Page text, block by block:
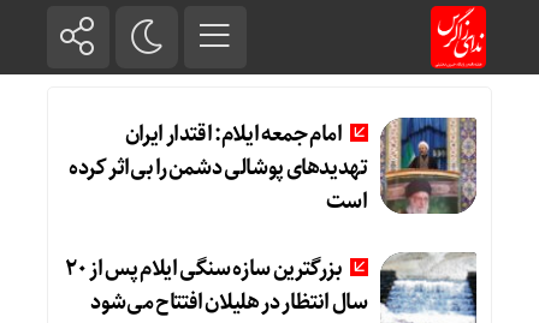
امام جمعه ایلام: اقتدار ایران
تهدیدهای پوشالی دشمن را بی‌اثر کرده
است
بزرگترین سازه سنگی ایلام پس از ۲۰
سال انتظار در هلیلان افتتاح می‌شود